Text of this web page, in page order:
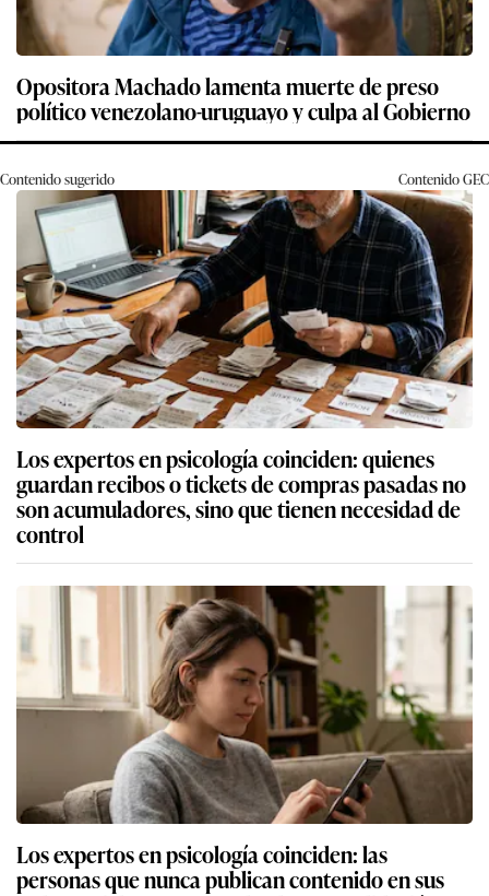
Opositora Machado lamenta muerte de preso
político venezolano-uruguayo y culpa al Gobierno
Contenido sugerido ContenidoGEC
Los expertos en psicología coinciden: quienes
guardan recibos o tickets de compras pasadas no
son acumuladores, sino que tienen necesidad de
control
Los expertos en psicología coinciden: las
personas que nunca publican contenido en sus